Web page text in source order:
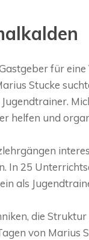
für
Stucke
helfen und
In 25
als
die
von Marius